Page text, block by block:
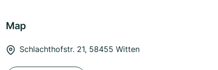
Map
Schlachthofstr. 21, 58455 Witten